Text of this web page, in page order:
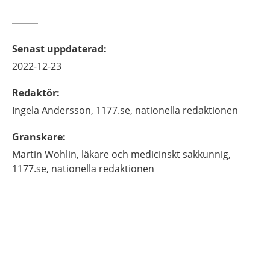
Senast uppdaterad:
2022-12-23
Redaktör:
Ingela Andersson, 1177.se, nationella redaktionen
Granskare:
Martin Wohlin, läkare och medicinskt sakkunnig,
1177.se, nationella redaktionen